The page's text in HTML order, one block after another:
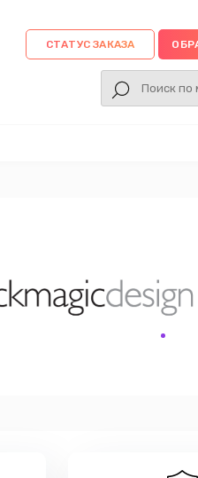
СТАТУС ЗАКАЗА